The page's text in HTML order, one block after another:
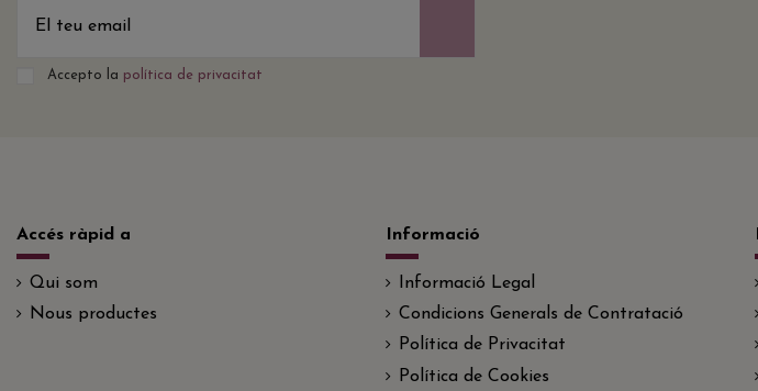
Accepto la política de privacitat
Accés ràpid a
Qui som
Nous productes
Informació
Informació Legal
Condicions Generals de Contratació
Política de Privacitat
Política de Cookies